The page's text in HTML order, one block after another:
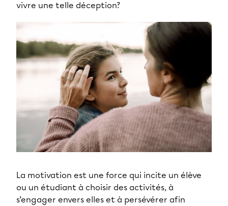
vivre une telle déception?
La motivation est une force qui incite un élève
ou un étudiant à choisir des activités, à
s’engager envers elles et à persévérer afin